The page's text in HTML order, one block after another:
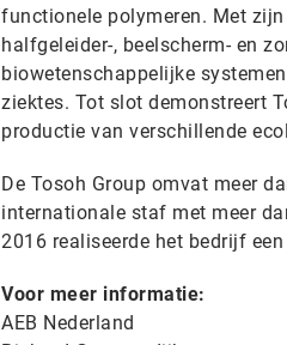
functionele polymeren. Met
halfgeleider-, beelscherm- en
biowetenschappelijke
ziektes. Tot slot demonstreert
productie van verschillende
De Tosoh Group omvat meer
internationale staf met meer
2016 realiseerde het bedrijf
Voor meer informatie:
AEB Nederland